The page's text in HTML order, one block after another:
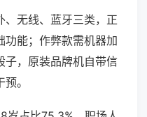
、无线、蓝牙三类，正
功能；作弊款需机器加
子，原装品牌机自带信
。